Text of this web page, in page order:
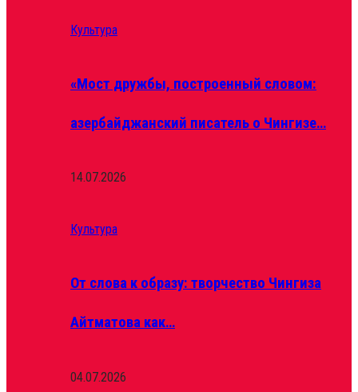
Культура
«Мост дружбы, построенный словом:
азербайджанский писатель о Чингизе…
14.07.2026
Культура
От слова к образу: творчество Чингиза
Айтматова как…
04.07.2026